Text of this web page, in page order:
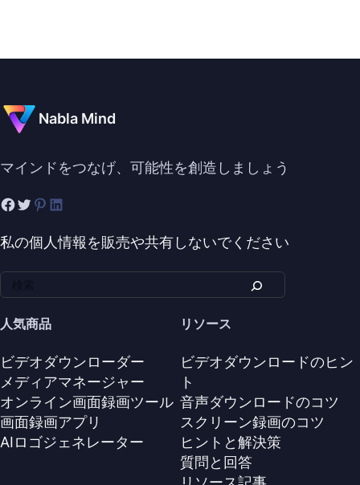
Nabla Mind
マインドをつなげ、可能性を創造しましょう
私の個人情報を販売や共有しないでください
人気商品
ビデオダウンローダー
メディアマネージャー
オンライン画面録画ツール
画面録画アプリ
AIロゴジェネレーター
リソース
ビデオダウンロードのヒン
ト
音声ダウンロードのコツ
スクリーン録画のコツ
ヒントと解決策
質問と回答